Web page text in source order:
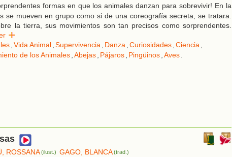
formas en que los animales danzan para sobrevivir! En la
se mueven en grupo como si de una coreografía secreta, se tratara.
la tierra, sus movimientos son tan precisos como sorprendentes.
Vida Animal Supervivencia Danza Curiosidades Ciencia
de los Animales Abejas Pájaros Pingüinos Aves
ROSSANA(ilust.) GAGO, BLANCA(trad.)